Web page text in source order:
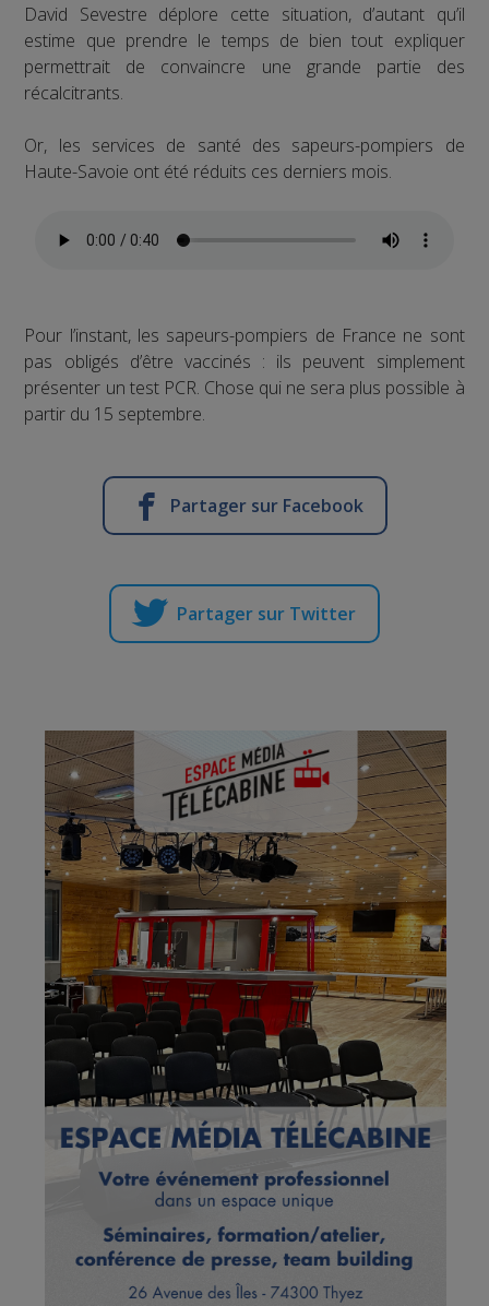
David Sevestre déplore cette situation, d’autant qu’il
estime que prendre le temps de bien tout expliquer
permettrait de convaincre une grande partie des
récalcitrants.
Or, les services de santé des sapeurs-pompiers de
Haute-Savoie ont été réduits ces derniers mois.
Pour l’instant, les sapeurs-pompiers de France ne sont
pas obligés d’être vaccinés : ils peuvent simplement
présenter un test PCR. Chose qui ne sera plus possible à
partir du 15 septembre.
Partager sur Facebook
Partager sur Twitter